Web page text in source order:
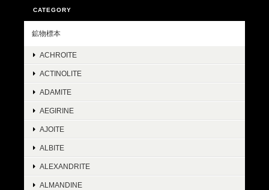
CATEGORY
鉱物標本
ACHROITE
ACTINOLITE
ADAMITE
AEGIRINE
AJOITE
ALBITE
ALEXANDRITE
ALMANDINE